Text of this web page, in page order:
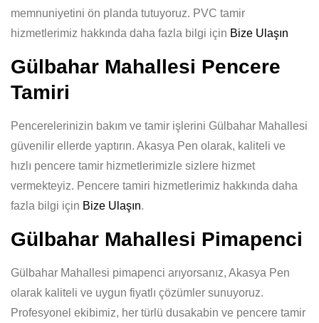
memnuniyetini ön planda tutuyoruz. PVC tamir
hizmetlerimiz hakkında daha fazla bilgi için Bize Ulaşın
Gülbahar Mahallesi Pencere
Tamiri
Pencerelerinizin bakım ve tamir işlerini Gülbahar Mahallesi
güvenilir ellerde yaptırın. Akasya Pen olarak, kaliteli ve
hızlı pencere tamir hizmetlerimizle sizlere hizmet
vermekteyiz. Pencere tamiri hizmetlerimiz hakkında daha
fazla bilgi için Bize Ulaşın.
Gülbahar Mahallesi Pimapenci
Gülbahar Mahallesi pimapenci arıyorsanız, Akasya Pen
olarak kaliteli ve uygun fiyatlı çözümler sunuyoruz.
Profesyonel ekibimiz, her türlü dusakabin ve pencere tamir